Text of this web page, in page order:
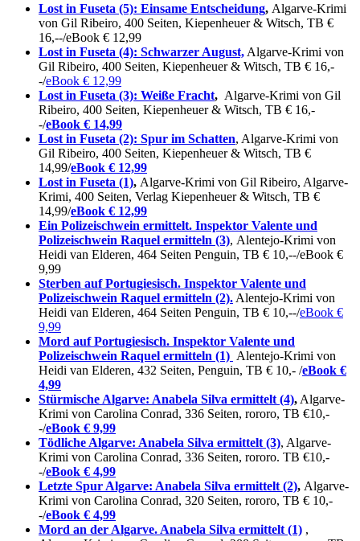
Lost in Fuseta (5): Einsame Entscheidung, Algarve-Krimi
von Gil Ribeiro, 400 Seiten, Kiepenheuer & Witsch, TB €
16,--/eBook € 12,99
Lost in Fuseta (4): Schwarzer August, Algarve-Krimi von
Gil Ribeiro, 400 Seiten, Kiepenheuer & Witsch, TB € 16,-
-/eBook € 12,99
Lost in Fuseta (3): Weiße Fracht, Algarve-Krimi von Gil
Ribeiro, 400 Seiten, Kiepenheuer & Witsch, TB € 16,-
-/eBook € 14,99
Lost in Fuseta (2): Spur im Schatten, Algarve-Krimi von
Gil Ribeiro, 400 Seiten, Kiepenheuer & Witsch, TB €
14,99/eBook € 12,99
Lost in Fuseta (1), Algarve-Krimi von Gil Ribeiro, Algarve-
Krimi, 400 Seiten, Verlag Kiepenheuer & Witsch, TB €
14,99/eBook € 12,99
Ein Polizeischwein ermittelt. Inspektor Valente und
Polizeischwein Raquel ermitteln (3), Alentejo-Krimi von
Heidi van Elderen, 464 Seiten Penguin, TB € 10,--/eBook €
9,99
Sterben auf Portugiesisch. Inspektor Valente und
Polizeischwein Raquel ermitteln (2). Alentejo-Krimi von
Heidi van Elderen, 464 Seiten Penguin, TB € 10,--/eBook €
9,99
Mord auf Portugiesisch. Inspektor Valente und
Polizeischwein Raquel ermitteln (1) Alentejo-Krimi von
Heidi van Elderen, 432 Seiten, Penguin, TB € 10,- /eBook €
4,99
Stürmische Algarve: Anabela Silva ermittelt (4), Algarve-
Krimi von Carolina Conrad, 336 Seiten, rororo, TB €10,-
-/eBook € 9,99
Tödliche Algarve: Anabela Silva ermittelt (3), Algarve-
Krimi von Carolina Conrad, 336 Seiten, rororo. TB €10,-
-/eBook € 4,99
Letzte Spur Algarve: Anabela Silva ermittelt (2), Algarve-
Krimi von Carolina Conrad, 320 Seiten, rororo, TB € 10,-
-/eBook € 4,99
Mord an der Algarve. Anabela Silva ermittelt (1) ,